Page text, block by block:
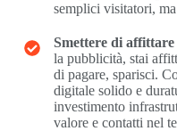
semplici visitatori,
Smettere di affittare
la pubblicità, stai
di pagare, sparisci.
digitale solido e
investimento
valore e contatti nel